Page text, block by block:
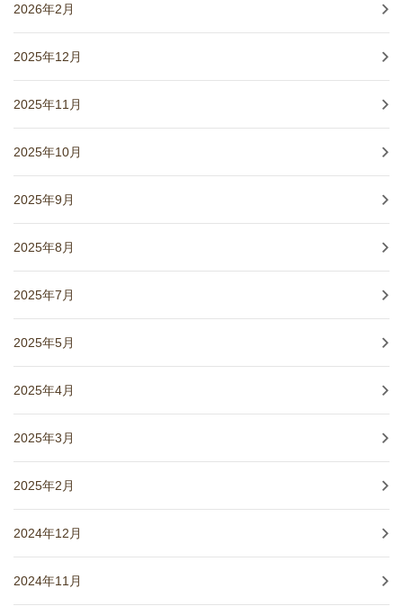
2026年2月
2025年12月
2025年11月
2025年10月
2025年9月
2025年8月
2025年7月
2025年5月
2025年4月
2025年3月
2025年2月
2024年12月
2024年11月